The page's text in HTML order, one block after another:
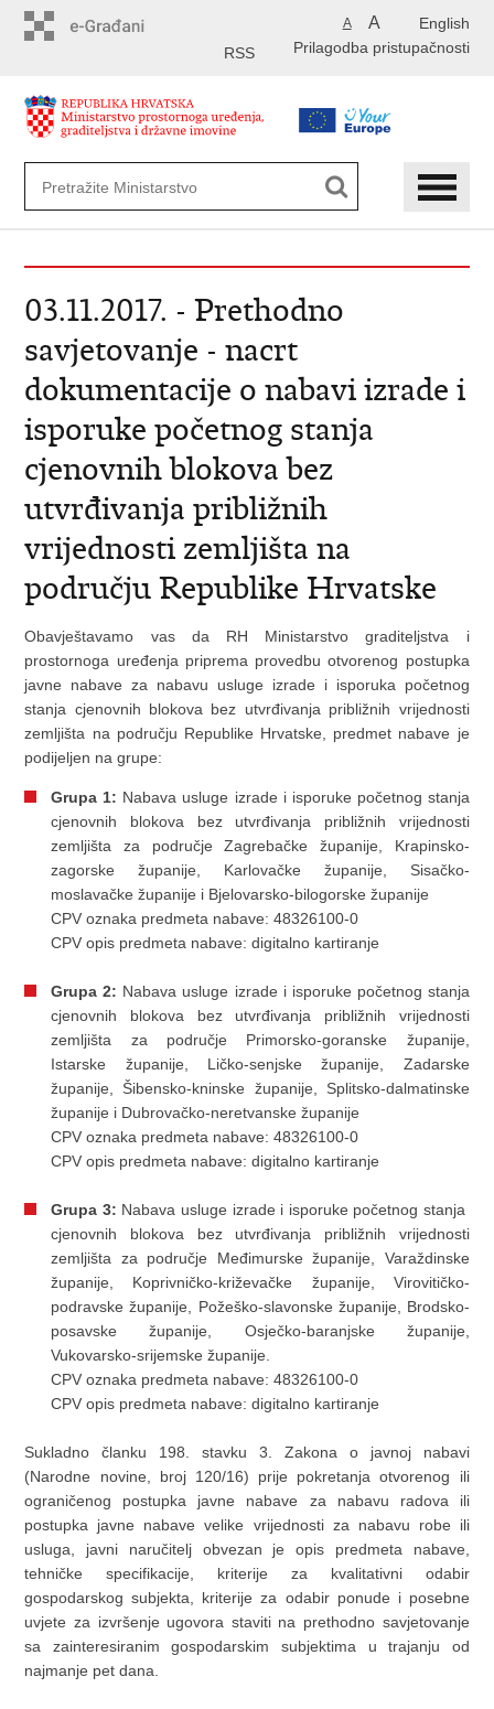
English
A A
Prilagodba pristupačnosti
RSS
03.11.2017. - Prethodno
savjetovanje - nacrt
dokumentacije o nabavi izrade i
isporuke početnog stanja
cjenovnih blokova bez
utvrđivanja približnih
vrijednosti zemljišta na
području Republike Hrvatske
Obavještavamo vas da RH Ministarstvo graditeljstva i
prostornoga uređenja priprema provedbu otvorenog postupka
javne nabave za nabavu usluge izrade i isporuka početnog
stanja cjenovnih blokova bez utvrđivanja približnih vrijednosti
zemljišta na području Republike Hrvatske, predmet nabave je
podijeljen na grupe:
Grupa 1: Nabava usluge izrade i isporuke početnog stanja
cjenovnih blokova bez utvrđivanja približnih vrijednosti
zemljišta za područje Zagrebačke županije, Krapinsko-
zagorske županije, Karlovačke županije, Sisačko-
moslavačke županije i Bjelovarsko-bilogorske županije
CPV oznaka predmeta nabave: 48326100-0
CPV opis predmeta nabave: digitalno kartiranje
Grupa 2: Nabava usluge izrade i isporuke početnog stanja
cjenovnih blokova bez utvrđivanja približnih vrijednosti
zemljišta za područje Primorsko-goranske županije,
Istarske županije, Ličko-senjske županije, Zadarske
županije, Šibensko-kninske županije, Splitsko-dalmatinske
županije i Dubrovačko-neretvanske županije
CPV oznaka predmeta nabave: 48326100-0
CPV opis predmeta nabave: digitalno kartiranje
Grupa 3: Nabava usluge izrade i isporuke početnog stanja
cjenovnih blokova bez utvrđivanja približnih vrijednosti
zemljišta za područje Međimurske županije, Varaždinske
županije, Koprivničko-križevačke županije, Virovitičko-
podravske županije, Požeško-slavonske županije, Brodsko-
posavske županije, Osječko-baranjske županije,
Vukovarsko-srijemske županije.
CPV oznaka predmeta nabave: 48326100-0
CPV opis predmeta nabave: digitalno kartiranje
Sukladno članku 198. stavku 3. Zakona o javnoj nabavi
(Narodne novine, broj 120/16) prije pokretanja otvorenog ili
ograničenog postupka javne nabave za nabavu radova ili
postupka javne nabave velike vrijednosti za nabavu robe ili
usluga, javni naručitelj obvezan je opis predmeta nabave,
tehničke specifikacije, kriterije za kvalitativni odabir
gospodarskog subjekta, kriterije za odabir ponude i posebne
uvjete za izvršenje ugovora staviti na prethodno savjetovanje
sa zainteresiranim gospodarskim subjektima u trajanju od
najmanje pet dana.